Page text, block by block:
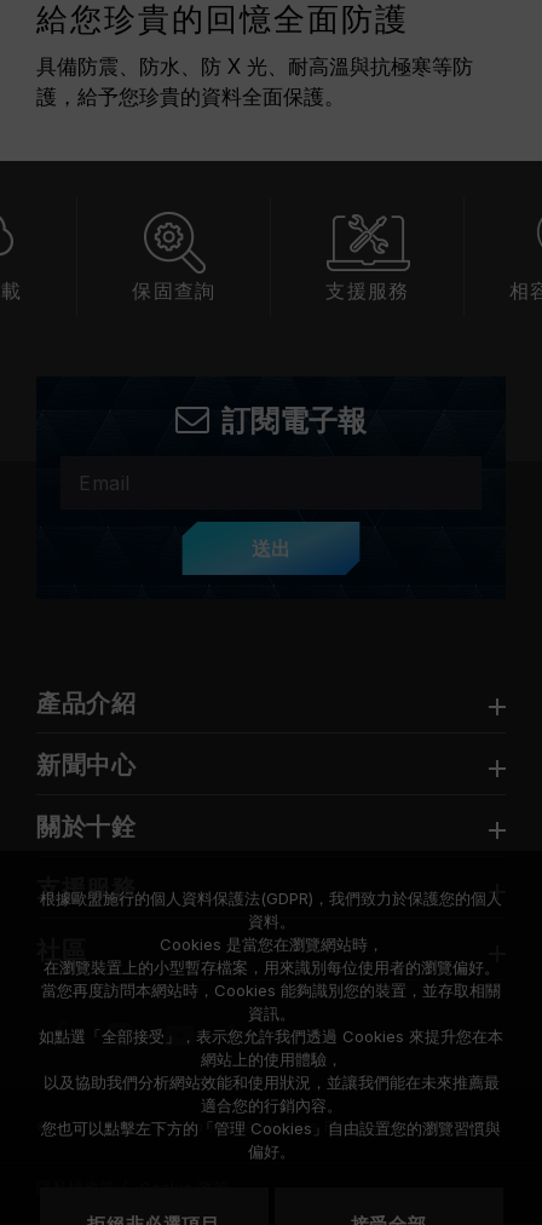
給您珍貴的回憶全面防護
具備防震、防水、防 X 光、耐高溫與抗極寒等防
護，給予您珍貴的資料全面保護。
保固查詢 支援服務 相
訂閱電子報
送出
產品介紹
新聞中心
關於十銓
支援服務
© 2026 Team Group Inc. All Rights Reserved.
根據歐盟施行的個人資料保護法(GDPR)，我們致力於保護您的個人
資料。
Cookies 是當您在瀏覽網站時，
在瀏覽裝置上的小型暫存檔案，用來識別每位使用者的瀏覽偏好。
當您再度訪問本網站時，Cookies 能夠識別您的裝置，並存取相關
資訊。
如點選「全部接受」，表示您允許我們透過 Cookies 來提升您在本
網站上的使用體驗，
以及協助我們分析網站效能和使用狀況，並讓我們能在未來推薦最
適合您的行銷內容。
您也可以點擊左下方的「管理 Cookies」自由設置您的瀏覽習慣與
偏好。